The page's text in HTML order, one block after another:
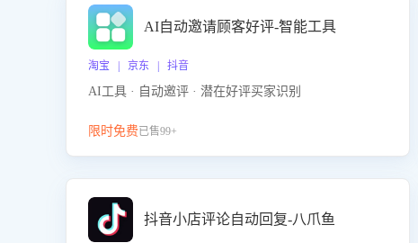
AI自动邀请顾客好评-智能工具
淘宝 | 京东 | 抖音
AI工具 · 自动邀评 · 潜在好评买家识别
限时免费已售99+
抖音小店评论自动回复-八爪鱼